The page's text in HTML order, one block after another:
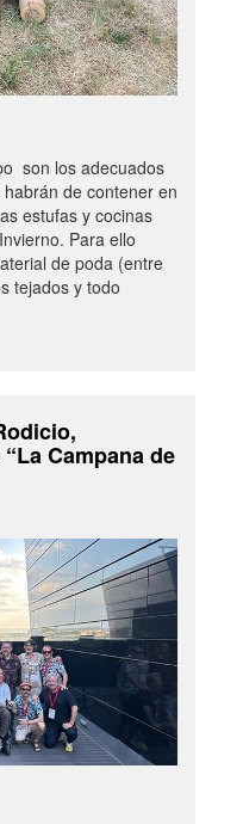
son los adecuados
de contener en
estufas y cocinas
Para ello
de poda (entre
tejados y todo
Campana de